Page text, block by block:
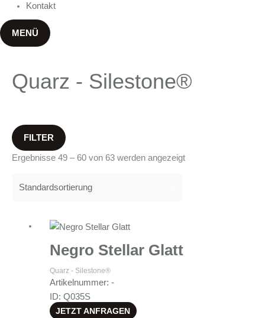
Kontakt
MENÜ
Quarz - Silestone®
FILTER
Ergebnisse 49 – 60 von 63 werden angezeigt
Negro Stellar Glatt
Quarz - Silestone®
Artikelnummer: -
ID: Q035S
JETZT ANFRAGEN